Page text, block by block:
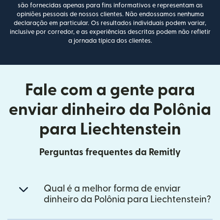
são fornecidas apenas para fins informativos e representam as
opiniões pessoais de nossos clientes. Não endossamos nenhuma
declaração em particular. Os resultados individuais podem variar,
inclusive por corredor, e as experiências descritas podem não refletir
a jornada típica dos clientes.
Fale com a gente para
enviar dinheiro da Polônia
para Liechtenstein
Perguntas frequentes da Remitly
Qual é a melhor forma de enviar
dinheiro da Polônia para Liechtenstein?